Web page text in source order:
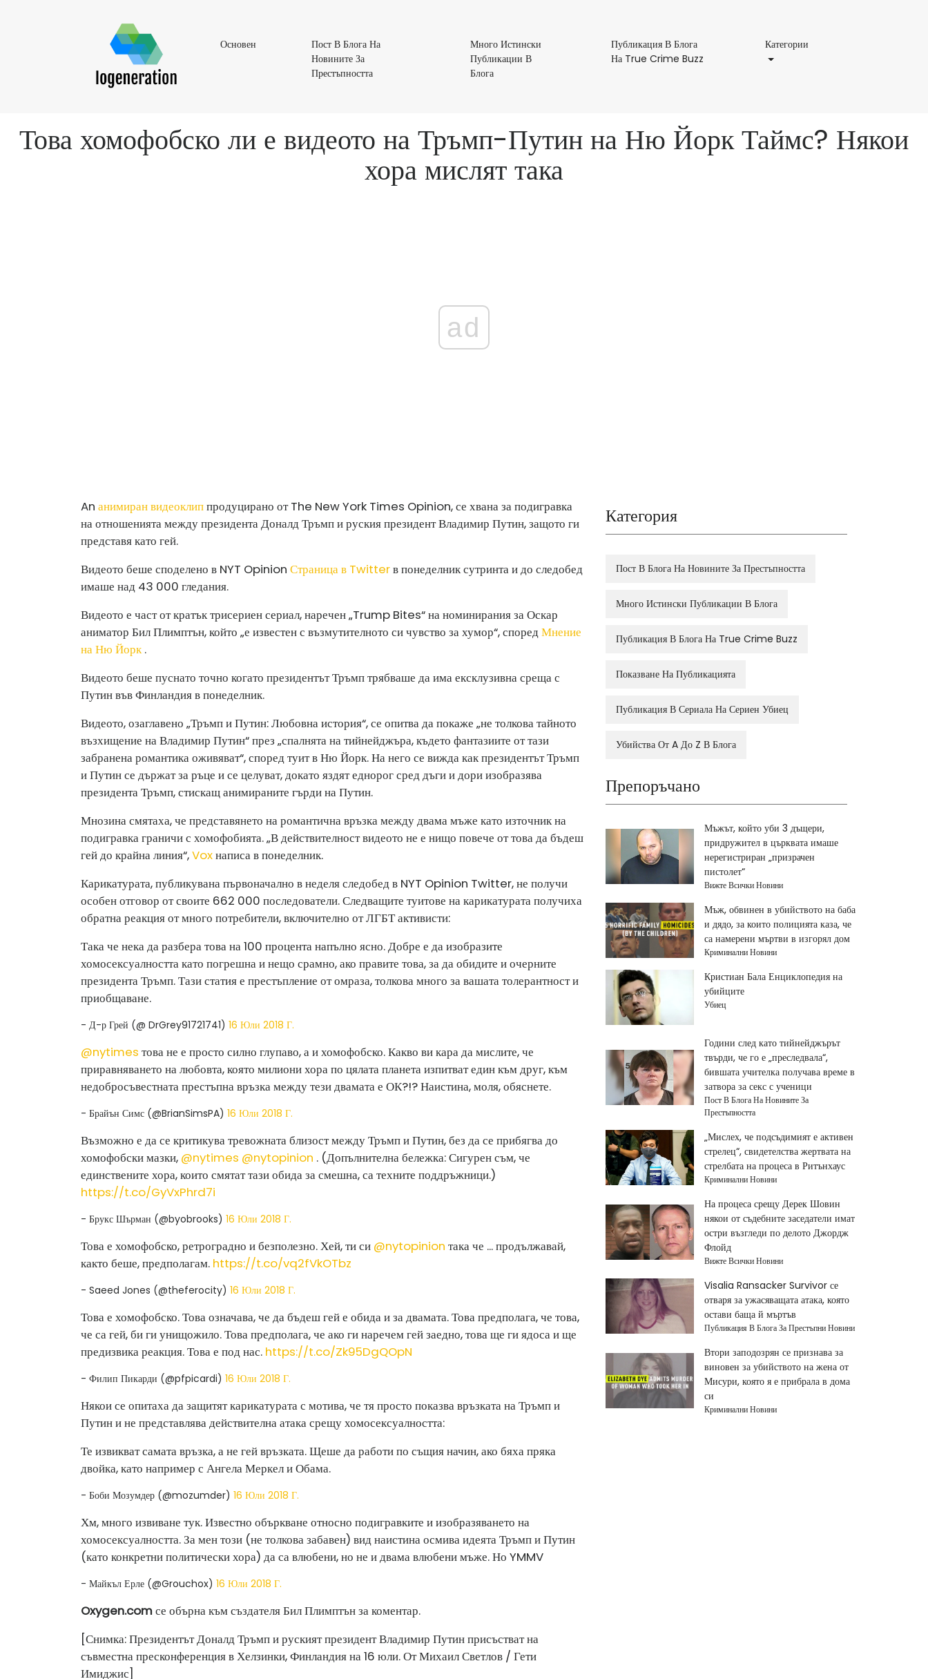
ОсновенОсновен
Пост В Блога На
Новините За
ПрестъпносттаПост
За
Престъпността
Много Истински
Публикации В
БлогаМного
Блога
Публикация В Блога
На True Crime Buzz
Buzz
Категории
Това хомофобско ли е видеото на Тръмп-Путин на Ню Йорк Таймс? Някои
хора мислят така
ad
An анимиран видеоклиппродуцирано от The New York Times Opinion, се хвана за подигравка
на отношенията между президента Доналд Тръмп и руския президент Владимир Путин, защото ги
представя като гей.
Видеото беше споделено в NYT Opinion Страница в Twitterв понеделник сутринта и до следобед
имаше над 43 000 гледания.
Видеото е част от кратък трисериен сериал, наречен „Trump Bites“ на номинирания за Оскар
аниматор Бил Плимптън, който „е известен с възмутителното си чувство за хумор“, споредМнение
на Ню Йорк.
Видеото беше пуснато точно когато президентът Тръмп трябваше да има ексклузивна среща с
Путин във Финландия в понеделник.
Видеото, озаглавено „Тръмп и Путин: Любовна история“, се опитва да покаже „не толкова тайното
възхищение на Владимир Путин“ през „спалнята на тийнейджъра, където фантазиите от тази
забранена романтика оживяват“, според туит в Ню Йорк. На него се вижда как президентът Тръмп
и Путин се държат за ръце и се целуват, докато яздят еднорог сред дъги и дори изобразява
президента Тръмп, стискащ анимираните гърди на Путин.
Мнозина смятаха, че представянето на романтична връзка между двама мъже като източник на
подигравка граничи с хомофобията. „В действителност видеото не е нищо повече от това да бъдеш
гей до крайна линия“,Voxнаписа в понеделник.
Карикатурата, публикувана първоначално в неделя следобед в NYT Opinion Twitter, не получи
особен отговор от своите 662 000 последователи. Следващите туитове на карикатурата получиха
обратна реакция от много потребители, включително от ЛГБТ активисти:
Така че нека да разбера това на 100 процента напълно ясно. Добре е да изобразите
хомосексуалността като погрешна и нещо срамно, ако правите това, за да обидите и очерните
президента Тръмп. Тази статия е престъпление от омраза, толкова много за вашата толерантност и
приобщаване.
- Д-р Грей (@ DrGrey91721741) 16 Юли 2018 Г.
@nytimes това не е просто силно глупаво, а и хомофобско. Какво ви кара да мислите, че
приравняването на любовта, която милиони хора по цялата планета изпитват един към друг, към
недобросъвестната престъпна връзка между тези двамата е ОК?!? Наистина, моля, обяснете.
- Брайън Симс (@BrianSimsPA) 16 Юли 2018 Г.
Възможно е да се критикува тревожната близост между Тръмп и Путин, без да се прибягва до
хомофобски мазки, @nytimes @nytopinion . (Допълнителна бележка: Сигурен съм, че
единствените хора, които смятат тази обида за смешна, са техните поддръжници.)
https://t.co/GyVxPhrd7i
- Брукс Шърман (@byobrooks) 16 Юли 2018 Г.
Това е хомофобско, ретроградно и безполезно. Хей, ти си @nytopinion така че ... продължавай,
както беше, предполагам. https://t.co/vq2fVkOTbz
- Saeed Jones (@theferocity) 16 Юли 2018 Г.
Това е хомофобско. Това означава, че да бъдеш гей е обида и за двамата. Това предполага, че това,
че са гей, би ги унищожило. Това предполага, че ако ги наречем гей заедно, това ще ги ядоса и ще
предизвика реакция. Това е под нас. https://t.co/Zk95DgQOpN
- Филип Пикарди (@pfpicardi) 16 Юли 2018 Г.
Някои се опитаха да защитят карикатурата с мотива, че тя просто показва връзката на Тръмп и
Путин и не представлява действителна атака срещу хомосексуалността:
Те извикват самата връзка, а не гей връзката. Щеше да работи по същия начин, ако бяха пряка
двойка, като например с Ангела Меркел и Обама.
- Боби Мозумдер (@mozumder) 16 Юли 2018 Г.
Хм, много извиване тук. Известно объркване относно подигравките и изобразяването на
хомосексуалността. За мен този (не толкова забавен) вид наистина осмива идеята Тръмп и Путин
(като конкретни политически хора) да са влюбени, но не и двама влюбени мъже. Но YMMV
- Майкъл Ерле (@Grouchox) 16 Юли 2018 Г.
Oxygen.comсе обърна към създателя Бил Плимптън за коментар.
[Снимка: Президентът Доналд Тръмп и руският президент Владимир Путин присъстват на
съвместна пресконференция в Хелзинки, Финландия на 16 юли. От Михаил Светлов / Гети
Имиджис]
Категория
Пост В Блога На Новините За Престъпността
Много Истински Публикации В Блога
Публикация В Блога На True Crime Buzz
Показване На Публикацията
Публикация В Сериала На Сериен Убиец
Убийства От A До Z В Блога
Препоръчано
Мъжът, който уби 3 дъщери,
придружител в църквата имаше
нерегистриран „призрачен
пистолет“
Вижте Всички Новини
Мъж, обвинен в убийството на баба
и дядо, за които полицията каза, че
са намерени мъртви в изгорял дом
Криминални Новини
Кристиан Бала Енциклопедия на
убийците
Убиец
Години след като тийнейджърът
твърди, че го е „преследвала“,
бившата учителка получава време в
затвора за секс с ученици
Пост В Блога На Новините За
Престъпността
„Мислех, че подсъдимият е активен
стрелец“, свидетелства жертвата на
стрелбата на процеса в Ритънхаус
Криминални Новини
На процеса срещу Дерек Шовин
някои от съдебните заседатели имат
остри възгледи по делото Джордж
Флойд
Вижте Всички Новини
Visalia Ransacker Survivor се
отваря за ужасяващата атака, която
остави баща й мъртъв
Публикация В Блога За Престъпни Новини
Втори заподозрян се признава за
виновен за убийството на жена от
Мисури, която я е прибрала в дома
си
Криминални Новини